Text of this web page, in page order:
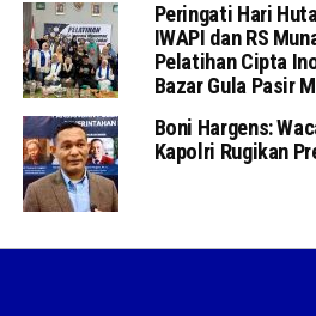
Peringati Hari
IWAPI dan RS
Pelatihan Cipta
Bazar Gula Pasir
Boni Hargens:
Kapolri Rugikan